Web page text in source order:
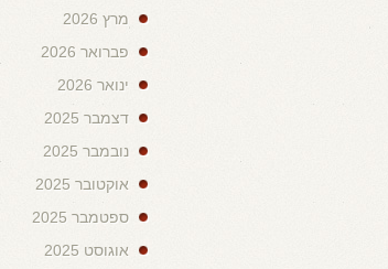
מרץ 2026
פברואר 2026
ינואר 2026
דצמבר 2025
נובמבר 2025
אוקטובר 2025
ספטמבר 2025
אוגוסט 2025